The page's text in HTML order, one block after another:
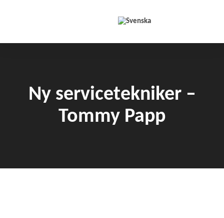
Ny servicetekniker –
Tommy Papp